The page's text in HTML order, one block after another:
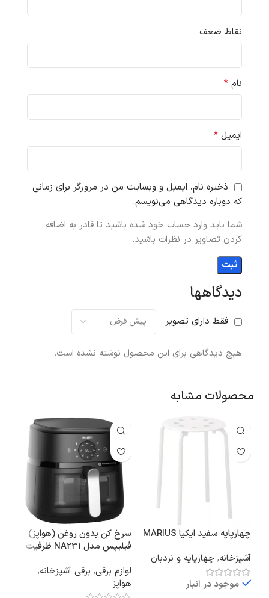
دیدگاهها
فقط دارای تصویر
هیچ دیدگاهی برای این محصول نوشته نشده است.
نقاط ضعف
نام *
ایمیل *
ذخیره نام، ایمیل و وبسایت من در مرورگر برای زمانی
که دوباره دیدگاهی می‌نویسم.
شما باید وارد حساب خود شده باشید تا قادر به اضافه
کردن تصاویر در نظرات باشید.
محصولات مشابه
چهارپایه سفید ایکیا MARIUS
آشپزخانه, چهارپایه و نردبان
موجود در انبار
سرخ کن بدون روغن (هواپز)
فیلیپس مدل NA231 ظرفیت
لوازم برقی, برقی آشپزخانه,
هواپز